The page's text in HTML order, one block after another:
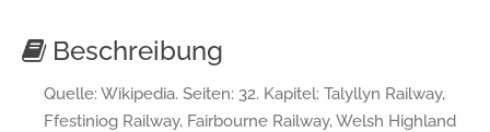
Beschreibung
Quelle: Wikipedia. Seiten: 32. Kapitel: Talyllyn Railway,
Ffestiniog Railway, Fairbourne Railway, Welsh Highland